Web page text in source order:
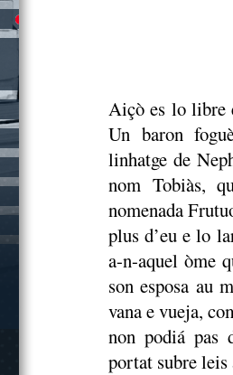
Aiçò es lo libre
Un baron
linhatge de
nom Tobiàs,
nomenada
plus d’eu e lo
a-n-aquel òme
son esposa au
vana e vueja,
non podiá pas
portat subre